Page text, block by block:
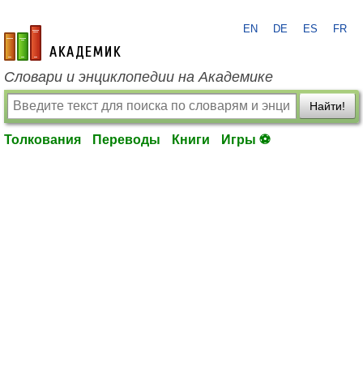
academic.ru
EN DE ES FR
Словари и энциклопедии на Академике
Найти!
Толкования Переводы Книги Игры ⚽